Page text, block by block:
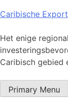
Skip
content
Caribische Export
Het enige
Caribisch gebied
Primary Menu